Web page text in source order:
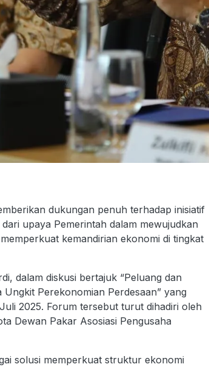
dukungan penuh terhadap inisiatif
upaya Pemerintah dalam mewujudkan
kemandirian ekonomi di tingkat
dalam diskusi bertajuk “Peluang dan
Perekonomian Perdesaan” yang
2025. Forum tersebut turut dihadiri oleh
Dewan Pakar Asosiasi Pengusaha
solusi memperkuat struktur ekonomi